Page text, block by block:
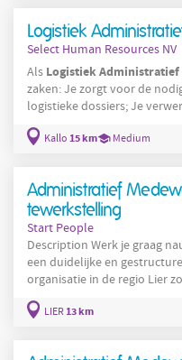
Logistiek
Select Human Resources NV
Als LogistiekAdministratief
zaken: Je zorgt voor de
logistieke dossiers; Je verwerkt de CMR's en orders; Je voorziet
het nodige papierwerk; Je staat voor een juiste dienstverlening
naar collega's en klanten; Je doet het nodige voor een correct
Kallo 15 km Medium
Administratief
tewerkstelling
Start People
Description Werk je graag nauwkeurig en haal je voldoening uit
een duidelijke en gestructureerde
organisatie in de regio Lier
Medewerker
LIER13 km